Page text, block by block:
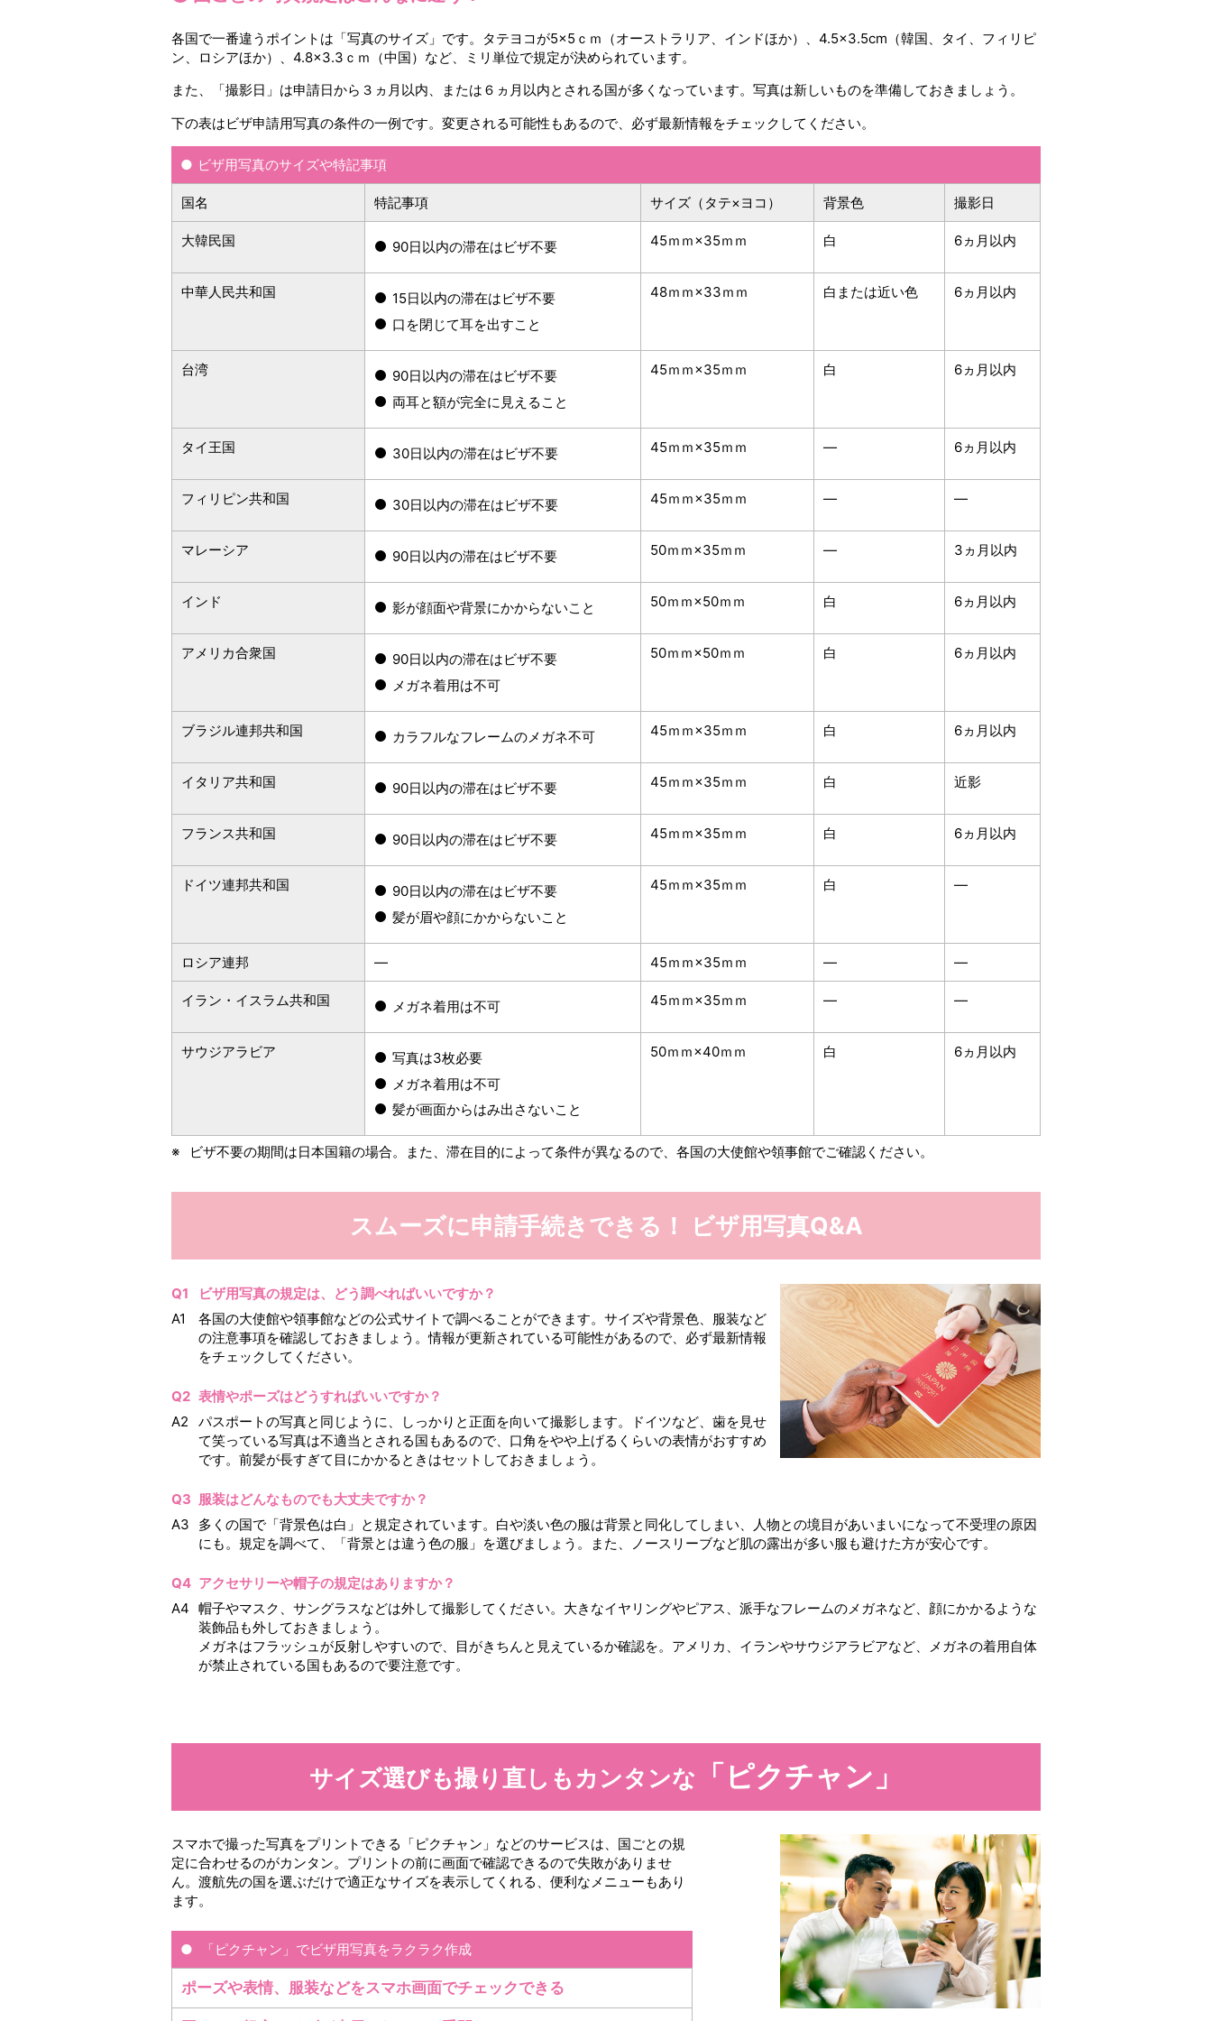
各国で一番違うポイントは「写真のサイズ」です。タテヨコが5×5ｃｍ（オーストラリア、インドほか）、4.5×3.5cm（韓国、タイ、フィリピ
ン、ロシアほか）、4.8×3.3ｃｍ（中国）など、ミリ単位で規定が決められています。
また、「撮影日」は申請日から３ヵ月以内、または６ヵ月以内とされる国が多くなっています。写真は新しいものを準備しておきましょう。
下の表はビザ申請用写真の条件の一例です。変更される可能性もあるので、必ず最新情報をチェックしてください。
ビザ用写真のサイズや特記事項
国名 特記事項 サイズ（タテ×ヨコ） 背景色 撮影日
大韓民国 90日以内の滞在はビザ不要 45ｍｍ×35ｍｍ 白 6ヵ月以内
中華人民共和国
15日以内の滞在はビザ不要
口を閉じて耳を出すこと
48ｍｍ×33ｍｍ 白または近い色 6ヵ月以内
台湾
90日以内の滞在はビザ不要
両耳と額が完全に見えること
45ｍｍ×35ｍｍ 白 6ヵ月以内
タイ王国 30日以内の滞在はビザ不要 45ｍｍ×35ｍｍ ― 6ヵ月以内
フィリピン共和国 30日以内の滞在はビザ不要 45ｍｍ×35ｍｍ ― ―
マレーシア 90日以内の滞在はビザ不要 50ｍｍ×35ｍｍ ― 3ヵ月以内
インド 影が顔面や背景にかからないこと 50ｍｍ×50ｍｍ 白 6ヵ月以内
アメリカ合衆国
90日以内の滞在はビザ不要
メガネ着用は不可
50ｍｍ×50ｍｍ 白 6ヵ月以内
ブラジル連邦共和国 カラフルなフレームのメガネ不可 45ｍｍ×35ｍｍ 白 6ヵ月以内
イタリア共和国 90日以内の滞在はビザ不要 45ｍｍ×35ｍｍ 白 近影
フランス共和国 90日以内の滞在はビザ不要 45ｍｍ×35ｍｍ 白 6ヵ月以内
ドイツ連邦共和国
90日以内の滞在はビザ不要
髪が眉や顔にかからないこと
45ｍｍ×35ｍｍ 白 ―
ロシア連邦 ― 45ｍｍ×35ｍｍ ― ―
イラン・イスラム共和国 メガネ着用は不可 45ｍｍ×35ｍｍ ― ―
サウジアラビア
写真は3枚必要
メガネ着用は不可
髪が画面からはみ出さないこと
50ｍｍ×40ｍｍ 白 6ヵ月以内
ビザ不要の期間は日本国籍の場合。また、滞在目的によって条件が異なるので、各国の大使館や領事館でご確認ください。
スムーズに申請手続きできる！ ビザ用写真Q&A
ビザ用写真の規定は、どう調べればいいですか？
各国の大使館や領事館などの公式サイトで調べることができます。サイズや背景色、服装など
の注意事項を確認しておきましょう。情報が更新されている可能性があるので、必ず最新情報
をチェックしてください。
表情やポーズはどうすればいいですか？
パスポートの写真と同じように、しっかりと正面を向いて撮影します。ドイツなど、歯を見せ
て笑っている写真は不適当とされる国もあるので、口角をやや上げるくらいの表情がおすすめ
です。前髪が長すぎて目にかかるときはセットしておきましょう。
服装はどんなものでも大丈夫ですか？
多くの国で「背景色は白」と規定されています。白や淡い色の服は背景と同化してしまい、人物との境目があいまいになって不受理の原因
にも。規定を調べて、「背景とは違う色の服」を選びましょう。また、ノースリーブなど肌の露出が多い服も避けた方が安心です。
アクセサリーや帽子の規定はありますか？
帽子やマスク、サングラスなどは外して撮影してください。大きなイヤリングやピアス、派手なフレームのメガネなど、顔にかかるような
装飾品も外しておきましょう。
メガネはフラッシュが反射しやすいので、目がきちんと見えているか確認を。アメリカ、イランやサウジアラビアなど、メガネの着用自体
が禁止されている国もあるので要注意です。
サイズ選びも撮り直しもカンタンな 「ピクチャン」
スマホで撮った写真をプリントできる「ピクチャン」などのサービスは、国ごとの規
定に合わせるのがカンタン。プリントの前に画面で確認できるので失敗がありませ
ん。渡航先の国を選ぶだけで適正なサイズを表示してくれる、便利なメニューもあり
ます。
「ピクチャン」でビザ用写真をラクラク作成
ポーズや表情、服装などをスマホ画面でチェックできる